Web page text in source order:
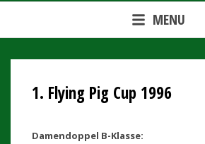
MENU
1. Flying Pig Cup 1996
Damendoppel B-Klasse: